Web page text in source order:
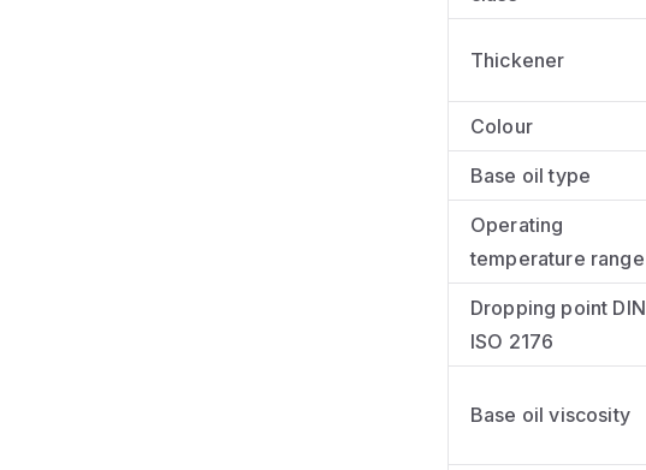
Thickener
Colour
Base oil type
Operating
temperature range
Dropping point DIN
ISO 2176
Base oil viscosity